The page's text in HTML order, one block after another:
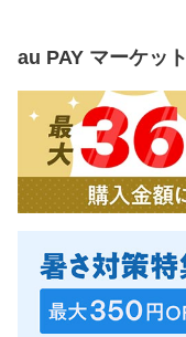
au PAY マーケット